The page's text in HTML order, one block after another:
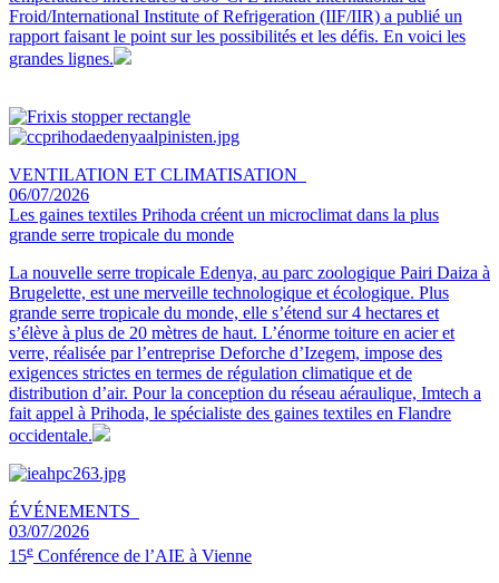
Froid/International Institute of Refrigeration (IIF/IIR) a publié un
rapport faisant le point sur les possibilités et les défis. En voici les
grandes lignes.
VENTILATION ET CLIMATISATION
06/07/2026
Les gaines textiles Prihoda créent un microclimat dans la plus
grande serre tropicale du monde
La nouvelle serre tropicale Edenya, au parc zoologique Pairi Daiza à
Brugelette, est une merveille technologique et écologique. Plus
grande serre tropicale du monde, elle s’étend sur 4 hectares et
s’élève à plus de 20 mètres de haut. L’énorme toiture en acier et
verre, réalisée par l’entreprise Deforche d’Izegem, impose des
exigences strictes en termes de régulation climatique et de
distribution d’air. Pour la conception du réseau aéraulique, Imtech a
fait appel à Prihoda, le spécialiste des gaines textiles en Flandre
occidentale.
ÉVÉNEMENTS
03/07/2026
15e Conférence de l’AIE à Vienne